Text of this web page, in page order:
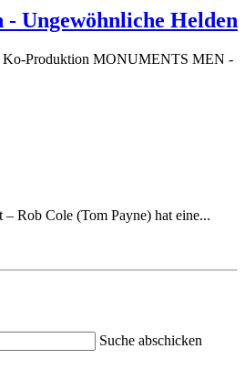
Ungewöhnliche Helden
Ko-Produktion MONUMENTS MEN -
– Rob Cole (Tom Payne) hat eine...
Suche abschicken